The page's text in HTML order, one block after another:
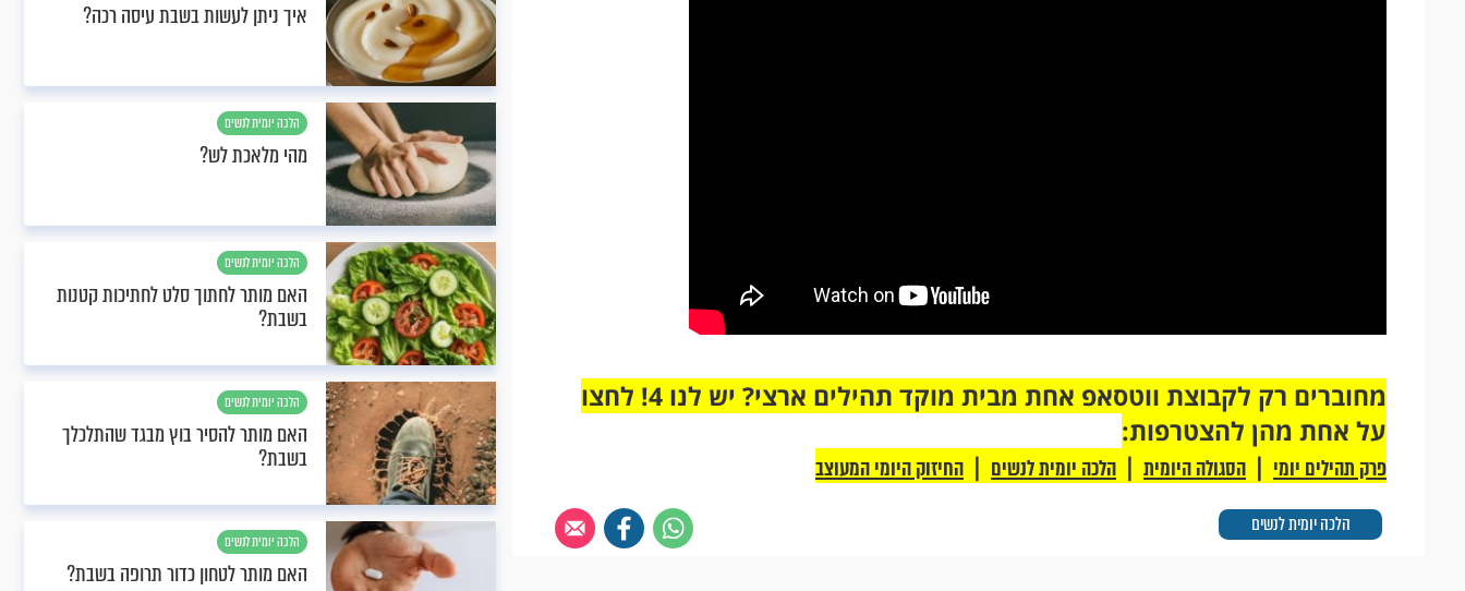
הלכה יומית לנשים
מחוברים רק לקבוצת ווטסאפ אחת מבית מוקד תהילים ארצי? יש לנו 4! לחצו
על אחת מהן להצטרפות:
פרק תהילים יומי | הסגולה היומית | הלכה יומית לנשים | החיזוק היומי המעוצב
איך ניתן לעשות בשבת עיסה רכה?
הלכה יומית לנשים
מהי מלאכת לש?
הלכה יומית לנשים
האם מותר לחתוך סלט לחתיכות קטנות
בשבת?
הלכה יומית לנשים
האם מותר להסיר בוץ מבגד שהתלכלך
בשבת?
הלכה יומית לנשים
האם מותר לטחון כדור תרופה בשבת?